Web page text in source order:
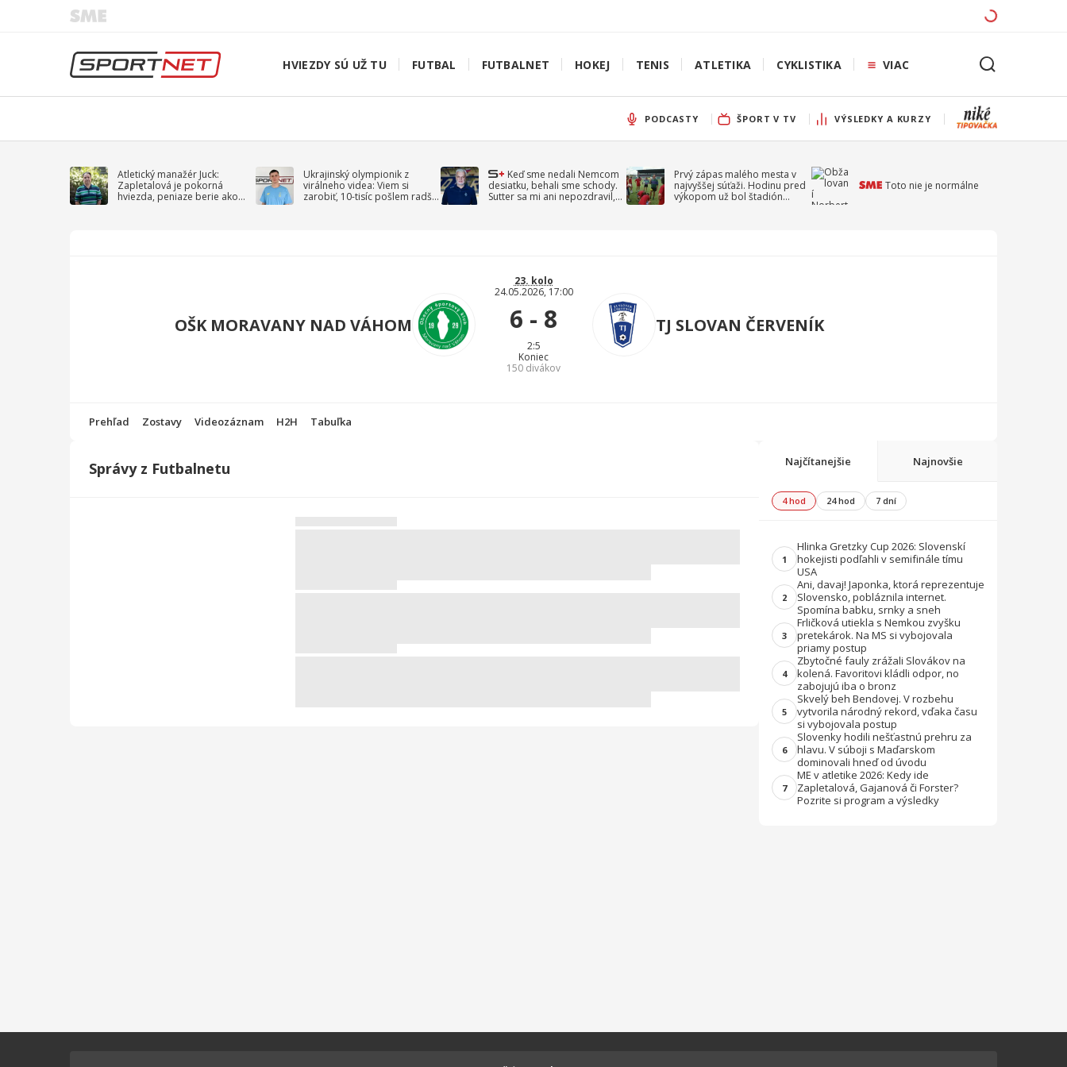
HVIEZDY SÚ UŽ TU FUTBAL FUTBALNET HOKEJ TENIS ATLETIKA CYKLISTIKA VIAC
PODCASTY ŠPORT V TV VÝSLEDKY A KURZY
Atletický manažér Juck:
Zapletalová je pokorná
hviezda, peniaze berie ako
Ukrajinský olympionik z
virálneho videa: Viem si
zarobiť, 10-tisíc pošlem radšej
Keď sme nedali Nemcom
desiatku, behali sme schody.
Sutter sa mi ani nepozdravil,
Prvý zápas malého mesta v
najvyššej súťaži. Hodinu pred
výkopom už bol štadión
Toto nie je normálne
OŠK MORAVANY NAD VÁHOM
23. kolo
24.05.2026, 17:00
6 - 8
2:5
Koniec
150 divákov
TJ SLOVAN ČERVENÍK
Prehľad Zostavy Videozáznam H2H Tabuľka
Správy z Futbalnetu Najčítanejšie Najnovšie
4 hod 24 hod 7 dní
1
Hlinka Gretzky Cup 2026: Slovenskí
hokejisti podľahli v semifinále tímu
USA
2
Ani, davaj! Japonka, ktorá reprezentuje
Slovensko, pobláznila internet.
Spomína babku, srnky a sneh
3
Frličková utiekla s Nemkou zvyšku
pretekárok. Na MS si vybojovala
priamy postup
4
Zbytočné fauly zrážali Slovákov na
kolená. Favoritovi kládli odpor, no
zabojujú iba o bronz
5
Skvelý beh Bendovej. V rozbehu
vytvorila národný rekord, vďaka času
si vybojovala postup
6
Slovenky hodili nešťastnú prehru za
hlavu. V súboji s Maďarskom
dominovali hneď od úvodu
7
ME v atletike 2026: Kedy ide
Zapletalová, Gajanová či Forster?
Pozrite si program a výsledky